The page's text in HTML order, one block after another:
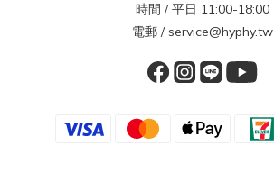
時間 / 平日 11:00-18:00
電郵 / service@hyphy.tw